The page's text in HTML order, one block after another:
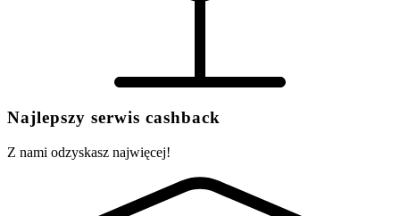
Najlepszy serwis cashback
Z nami odzyskasz najwięcej!